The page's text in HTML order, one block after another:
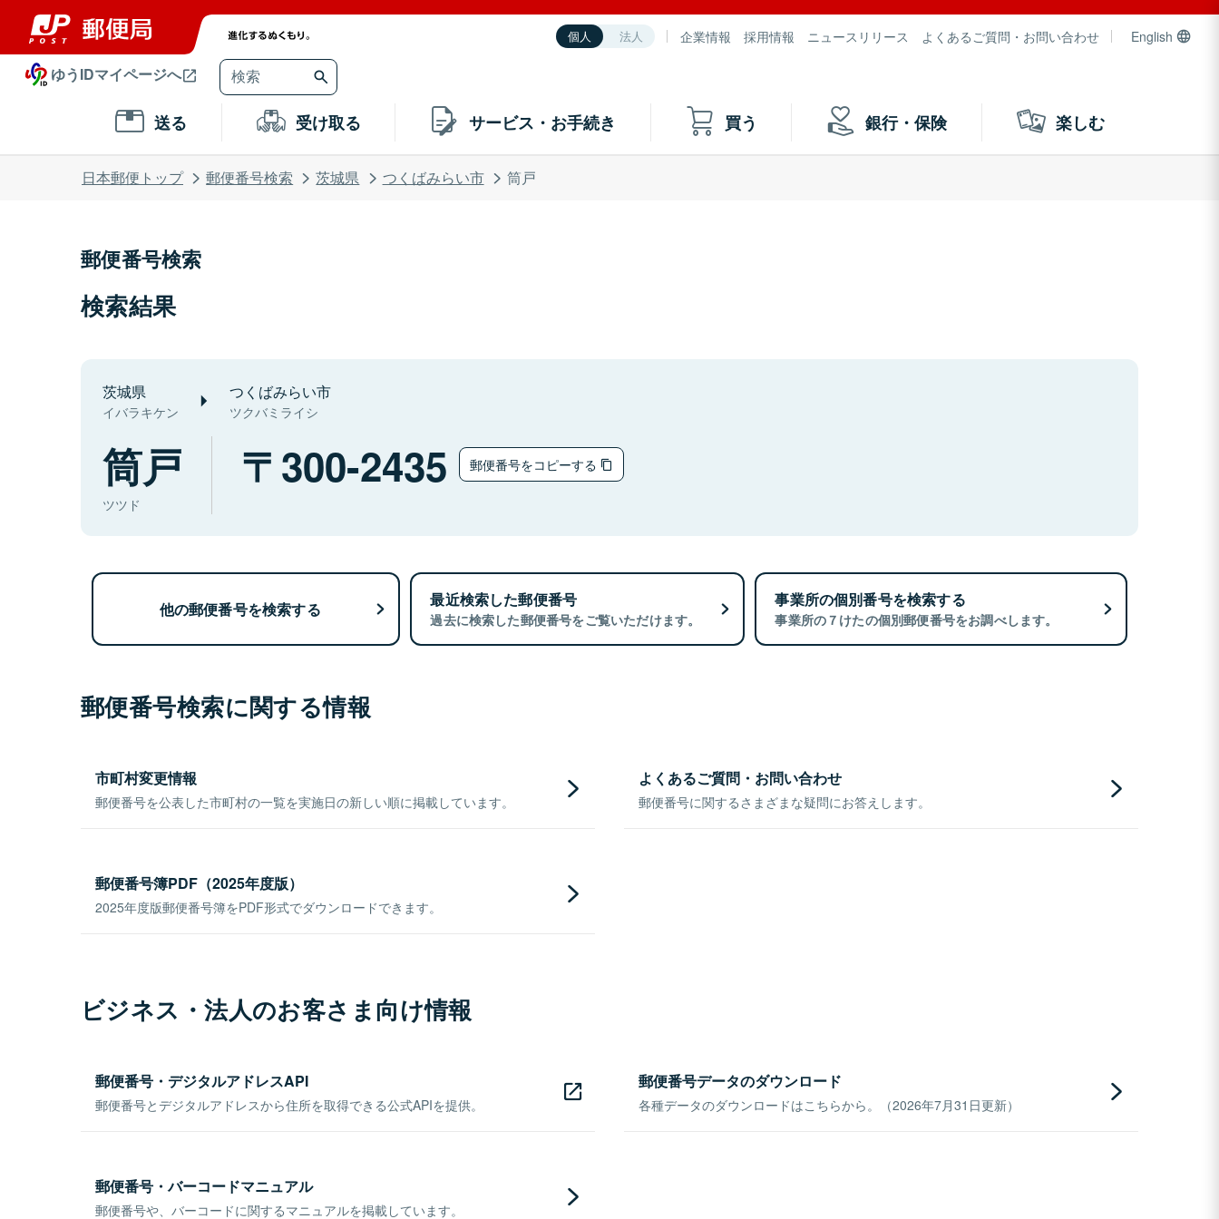
個人 法人 企業情報 採用情報 ニュースリリース よくあるご質問・お問い合わせ English
ゆうIDマイページへ
送る 受け取る サービス・お手続き 買う 銀行・保険 楽しむ
日本郵便トップ 郵便番号検索 茨城県 つくばみらい市 筒戸
郵便番号検索
検索結果
茨城県
イバラキケン
つくばみらい市
ツクバミライシ
筒戸
ツツド
300-2435 郵便番号をコピーする
他の郵便番号を検索する 最近検索した郵便番号
過去に検索した郵便番号をご覧いただけます。
事業所の個別番号を検索する
事業所の７けたの個別郵便番号をお調べします。
郵便番号検索に関する情報
市町村変更情報
郵便番号を公表した市町村の一覧を実施日の新しい順に掲載しています。
よくあるご質問・お問い合わせ
郵便番号に関するさまざまな疑問にお答えします。
郵便番号簿PDF（2025年度版）
2025年度版郵便番号簿をPDF形式でダウンロードできます。
ビジネス・法人のお客さま向け情報
郵便番号・デジタルアドレスAPI
郵便番号とデジタルアドレスから住所を取得できる公式APIを提供。
郵便番号データのダウンロード
各種データのダウンロードはこちらから。（2026年7月31日更新）
郵便番号・バーコードマニュアル
郵便番号や、バーコードに関するマニュアルを掲載しています。